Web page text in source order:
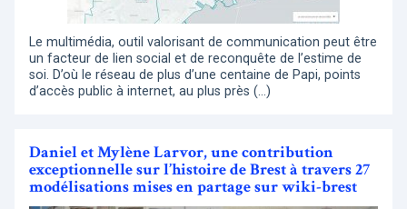
Le multimédia, outil valorisant de communication peut être
un facteur de lien social et de reconquête de l’estime de
soi. D’où le réseau de plus d’une centaine de Papi, points
d’accès public à internet, au plus près (…)
Daniel et Mylène Larvor, une contribution
exceptionnelle sur l’histoire de Brest à travers 27
modélisations mises en partage sur wiki-brest